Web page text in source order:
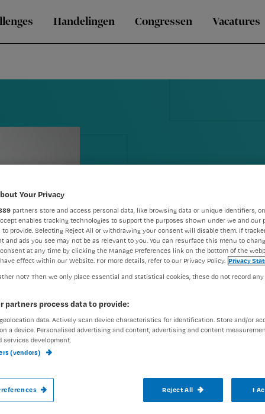
Handelingen Congressen Vacatures
Blog Renée:
maar niet
Auteur:
Wat is dat toch, vraagt Renée zich af,
Your Privacy
partners store and access personal data, like browsing data or unique identifiers,
enables tracking technologies to support the purposes shown under we and our
to provide. Selecting Reject All or withdrawing your consent will disable them. If
and ads you see may not be as relevant to you. You can resurface this menu to
at any time by clicking the Manage Preferences link on the bottom of the
effect within our Website. For more details, refer to our Privacy Policy. Privacy
not? Then we only place essential and statistical cookies, these do not record
partners process data to provide:
data. Actively scan device characteristics for identification. Store and/or
a device. Personalised advertising and content, advertising and content
services development.
(vendors)
Reject All I